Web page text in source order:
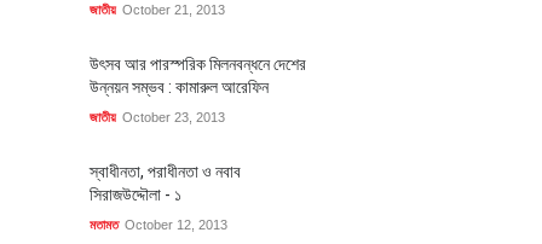
জাতীয় October 21, 2013
উৎসব আর পারস্পরিক মিলনবন্ধনে দেশের
উন্নয়ন সম্ভব : কামারুল আরেফিন
জাতীয় October 23, 2013
স্বাধীনতা, পরাধীনতা ও নবাব
সিরাজউদ্দৌলা - ১
মতামত October 12, 2013